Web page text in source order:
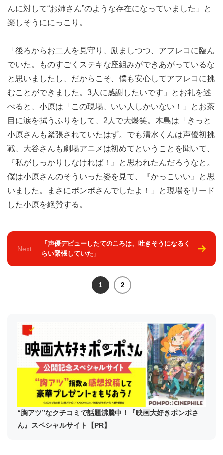
んに対して“お姉さん”のような存在になっていました」と
楽しそうににっこり。
「後ろからお二人を見守り、励ましつつ、アフレコに臨ん
でいた。ものすごくステキな座組みができあがっているな
と思いましたし、だからこそ、僕も安心してアフレコに挑
むことができました。3人に感謝したいです」とお礼を述
べると、小原は「この現場、いい人しかいない！」とお茶
目に涙を拭うふりをして、2人で大爆笑。木島は「きっと
小原さんも緊張されていたはず。でも清水くんは声優初挑
戦、大谷さんも劇場アニメは初めてということを聞いて、
『私がしっかりしなければ！』と思われたんだろうなと。
僕は小原さんのそういった姿を見て、『かっこいい』と思
いました。まさにポンポさんでしたよ！」と現場をリード
した小原を絶賛する。
Next
「声優デビューしたてのころは、吐きそうになるく
らい緊張していた」
1 2
“胸アツ”なクチコミで話題沸騰中！『映画大好きポンポさ
ん』スペシャルサイト【PR】